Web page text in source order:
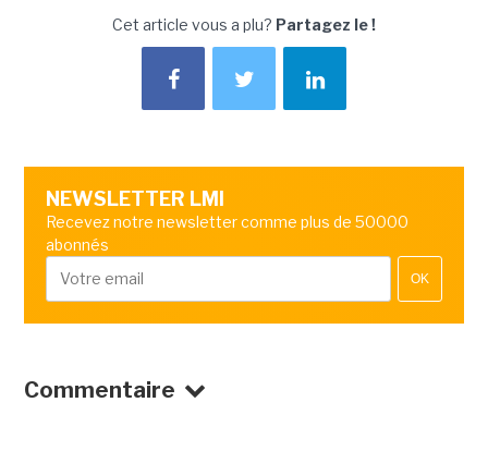
Cet article vous a plu? Partagez le !
NEWSLETTER LMI
Recevez notre newsletter comme plus de 50000
abonnés
OK
Commentaire